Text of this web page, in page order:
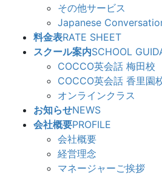
その他サービス
Japanese
料金表RATE SHEET
スクール案内SCHOOL
COCCO英会話 梅田校
COCCO英会話 香里園
オンラインクラス
お知らせNEWS
会社概要PROFILE
会社概要
経営理念
マネージャーご挨拶